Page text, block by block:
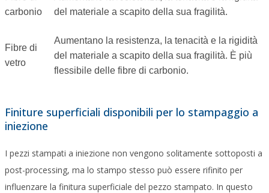
carbonio
del materiale a scapito della sua fragilità.
Fibre di
vetro
Aumentano la resistenza, la tenacità e la rigidità
del materiale a scapito della sua fragilità. È più
flessibile delle fibre di carbonio.
Finiture superficiali disponibili per lo stampaggio a
iniezione
I pezzi stampati a iniezione non vengono solitamente sottoposti a
post-processing, ma lo stampo stesso può essere rifinito per
influenzare la finitura superficiale del pezzo stampato. In questo